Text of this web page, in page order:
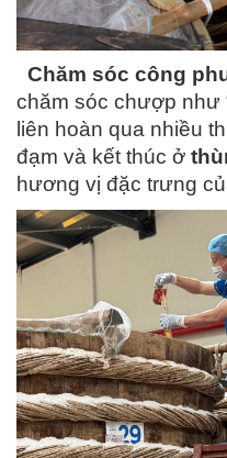
Chăm sóc công
chăm sóc chượp như
liên hoàn qua nhiều
đạm và kết thúc ở
hương vị đặc trưng